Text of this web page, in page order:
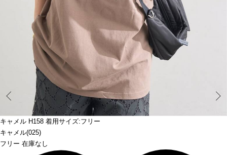
キャメル H158 着用サイズ:フリー
キャメル(025)
フリー 在庫なし
Prev